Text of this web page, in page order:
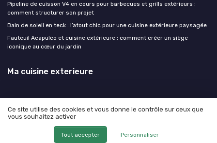
Pipeline de cuisson V4 en cours pour barbecues et grills extérieurs :
comment structurer son projet
Bain de soleil en teck : l’atout chic pour une cuisine extérieure paysagée
Fauteuil Acapulco et cuisine extérieure : comment créer un siège
iconique au cœur du jardin
Ma cuisine exterieure
Mentions légales
© Ma cuisine exterieure 2026
Ce site utilise des cookies et vous donne le contrôle sur ceux que
vous souhaitez activer
Tout accepter Personnaliser